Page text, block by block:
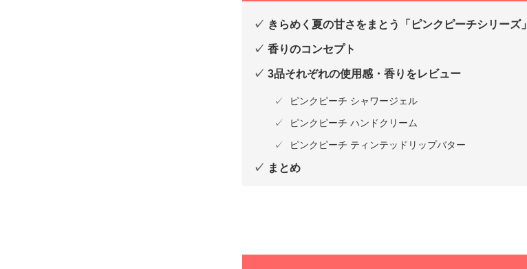
きらめく夏の甘さをまとう「ピンクピーチシリーズ」
香りのコンセプト
3品それぞれの使用感・香りをレビュー
ピンクピーチ シャワージェル
ピンクピーチ ハンドクリーム
ピンクピーチ ティンテッドリップバター
まとめ